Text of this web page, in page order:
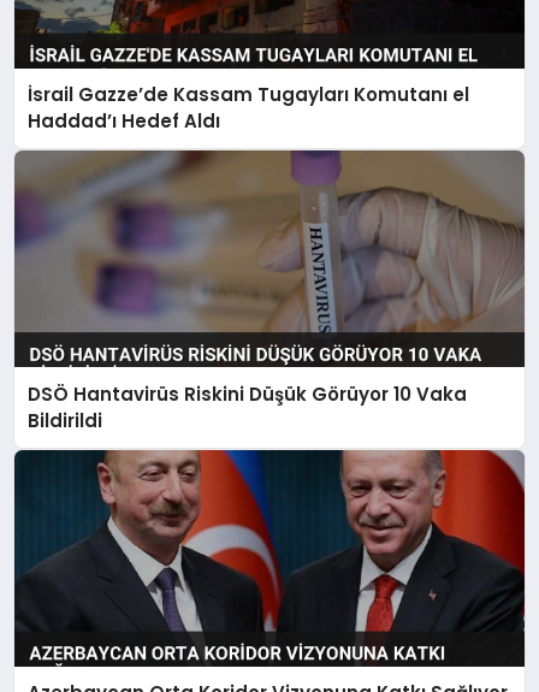
İsrail Gazze’de Kassam Tugayları Komutanı el
Haddad’ı Hedef Aldı
DSÖ Hantavirüs Riskini Düşük Görüyor 10 Vaka
Bildirildi